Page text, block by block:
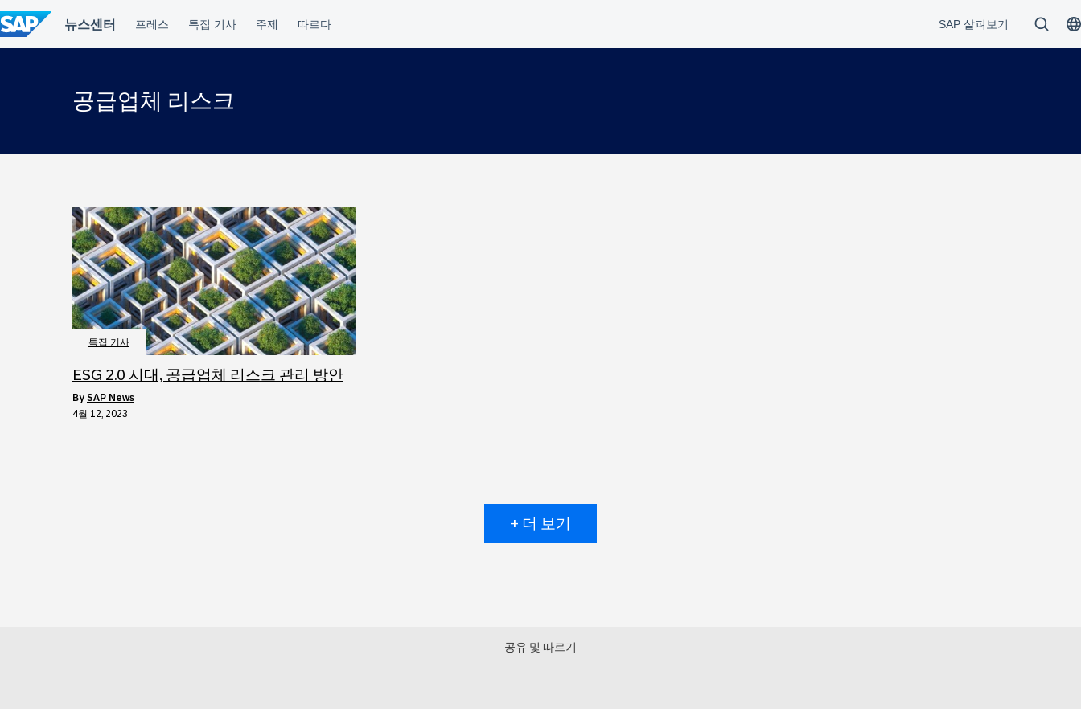
텐
츠
건
공급업체 리스크
특집 기사
ESG 2.0 시대, 공급업체 리스크 관리 방안
by SAP News
4월 12, 2023
+ 더 보기
공유 및 따르기